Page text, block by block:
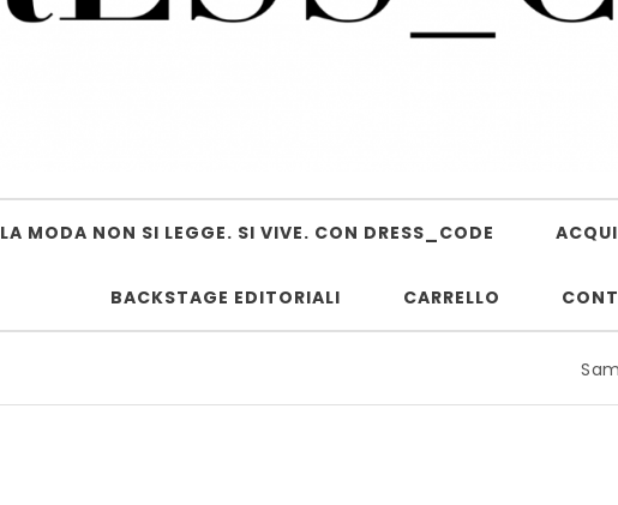
LA MODA NON SI LEGGE. SI VIVE. CON DRESS_CODE
BACKSTAGE EDITORIALI CARRELLO
Samuele